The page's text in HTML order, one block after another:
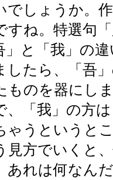
でしょうか。
すね。特選句
」と「我」の
したら、「吾
ものを器にし
、「我」の方
ゃうというと
見方でいくと
あれは何なん